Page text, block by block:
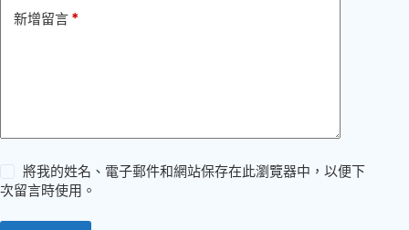
新增留言 *
將我的姓名、電子郵件和網站保存在此瀏覽器中，以便下
次留言時使用。